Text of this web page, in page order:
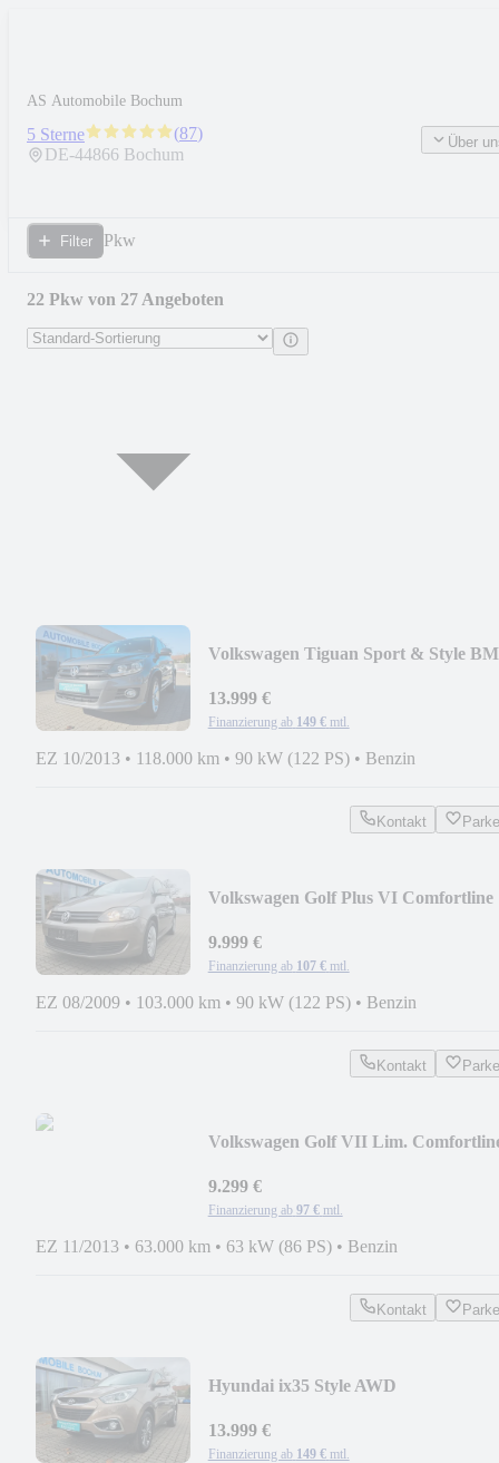
AS Automobile Bochum
5 Sterne (87)
DE-44866 Bochum
Über
Filter Pkw
22 Pkw von 27 Angeboten
Volkswagen Tiguan Sport & Style
13.999 €
Finanzierung ab 149 € mtl.
EZ 10/2013 • 118.000 km • 90 kW (122 PS) • Benzin
Kontakt
Volkswagen Golf Plus VI Comfortline
9.999 €
Finanzierung ab 107 € mtl.
EZ 08/2009 • 103.000 km • 90 kW (122 PS) • Benzin
Kontakt
Volkswagen Golf VII Lim.
9.299 €
Finanzierung ab 97 € mtl.
EZ 11/2013 • 63.000 km • 63 kW (86 PS) • Benzin
Kontakt
Hyundai ix35 Style AWD
13.999 €
Finanzierung ab 149 € mtl.